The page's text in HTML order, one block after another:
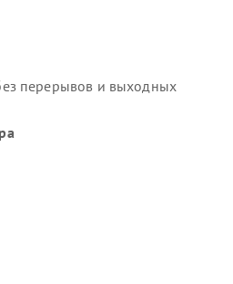
перерывов и выходных